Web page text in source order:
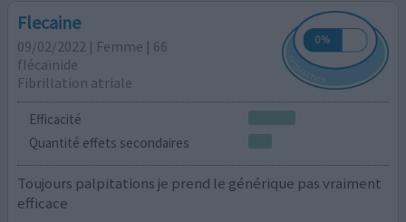
Flecaine
09/02/2022 | Femme | 66
flécaïnide
Fibrillation atriale
Efficacité
Quantité effets secondaires
Toujours palpitations je prend le générique pas vraiment
efficace